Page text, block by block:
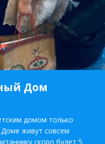
Дом
домом только
живут совсем
скоро будет 5